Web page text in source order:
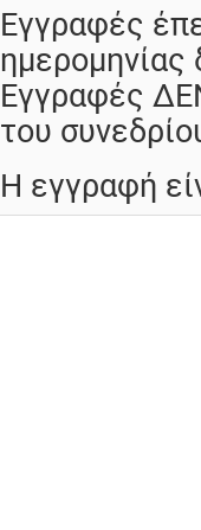
Εγγραφές
ημερομηνίας
Εγγραφές
του
Η εγγραφή